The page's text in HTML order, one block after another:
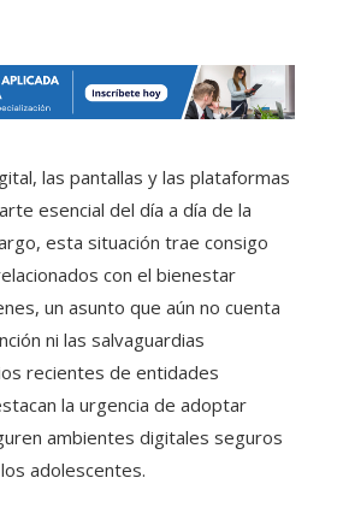
las pantallas y las plataformas
esencial del día a día de la
esta situación trae consigo
con el bienestar
un asunto que aún no cuenta
ni las salvaguardias
recientes de entidades
la urgencia de adoptar
ambientes digitales seguros
adolescentes.